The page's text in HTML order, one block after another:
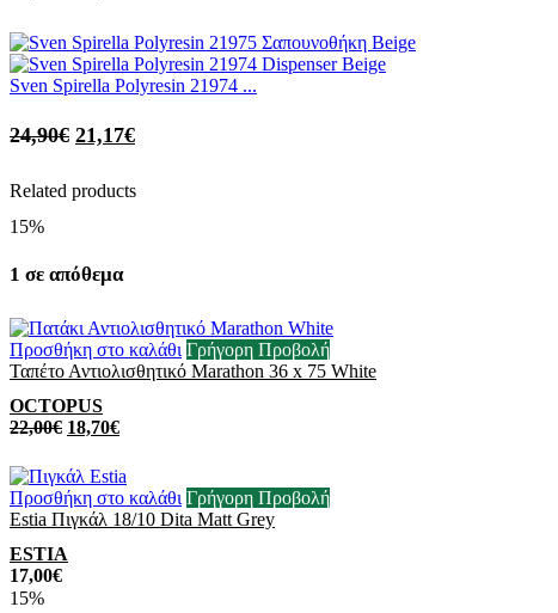
Sven Spirella Polyresin 21974 ...
24,90€ 21,17€
Related products
15%
1 σε απόθεμα
Προσθήκη στο καλάθι Γρήγορη Προβολή
Ταπέτο Αντιολισθητικό Marathon 36 x 75 White
OCTOPUS
22,00€ 18,70€
Προσθήκη στο καλάθι Γρήγορη Προβολή
Estia Πιγκάλ 18/10 Dita Matt Grey
ESTIA
17,00€
15%